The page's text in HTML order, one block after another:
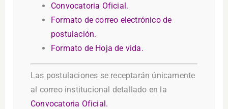
Convocatoria Oficial.
Formato de correo electrónico de
postulación.
Formato de Hoja de vida.
Las postulaciones se receptarán únicamente
al correo institucional detallado en la
Convocatoria Oficial.